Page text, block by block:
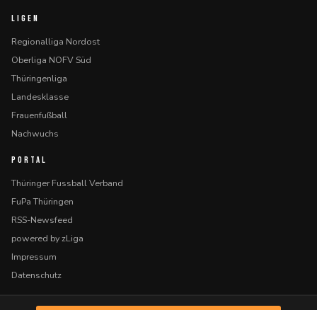
LIGEN
Regionalliga Nordost
Oberliga NOFV Süd
Thüringenliga
Landesklasse
Frauenfußball
Nachwuchs
PORTAL
Thüringer Fussball Verband
FuPa Thüringen
RSS-Newsfeed
powered by zLiga
Impressum
Datenschutz